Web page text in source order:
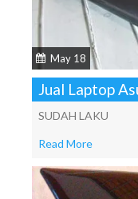
May 18
Jual Laptop
SUDAH LAKU
Read More